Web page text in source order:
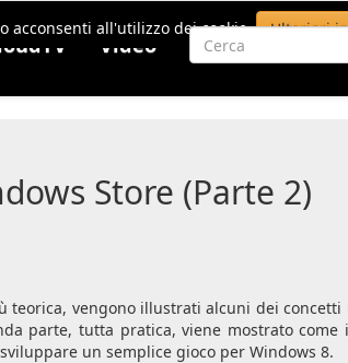
acconsenti all'utilizzo dei cookie. Ulteriori
Video
Store (Parte 2)
teorica, vengono illustrati alcuni dei
parte, tutta pratica, viene mostrato
un semplice gioco per Windows 8.